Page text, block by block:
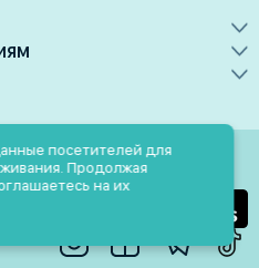
только при
источник
посетителей для
Продолжая
на их